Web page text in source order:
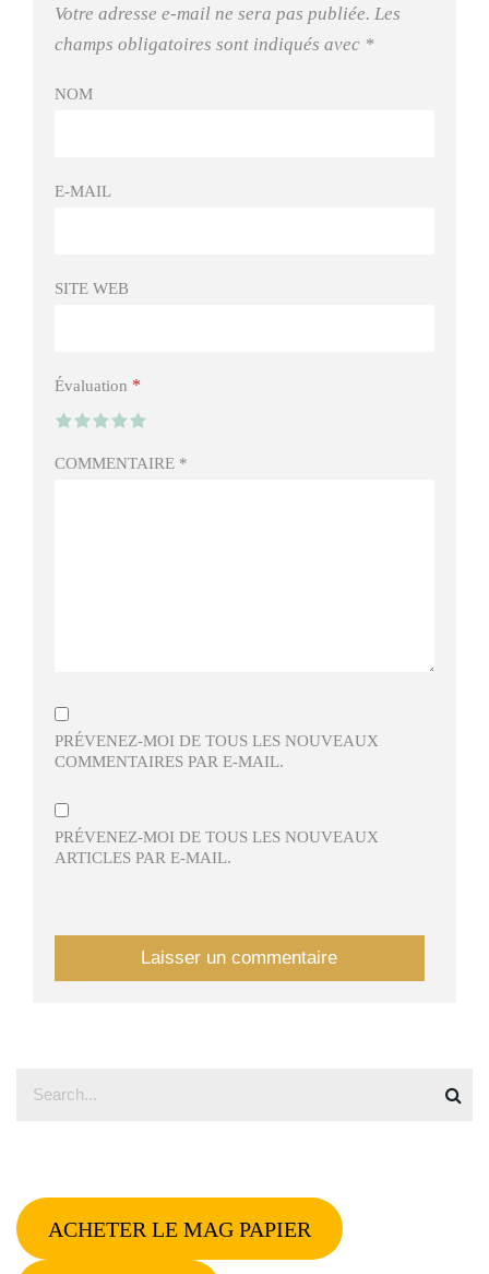
Votre adresse e-mail ne sera pas publiée. Les
champs obligatoires sont indiqués avec *
NOM
E-MAIL
SITE WEB
Évaluation *
COMMENTAIRE *
PRÉVENEZ-MOI DE TOUS LES NOUVEAUX
COMMENTAIRES PAR E-MAIL.
PRÉVENEZ-MOI DE TOUS LES NOUVEAUX
ARTICLES PAR E-MAIL.
ACHETER LE MAG PAPIER